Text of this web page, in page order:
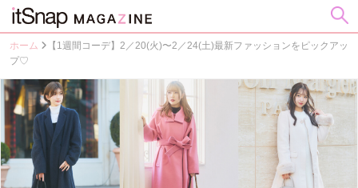
ホーム
【1週間コーデ】2／20(火)〜2／24(土)最新ファッションをピックアッ
プ♡